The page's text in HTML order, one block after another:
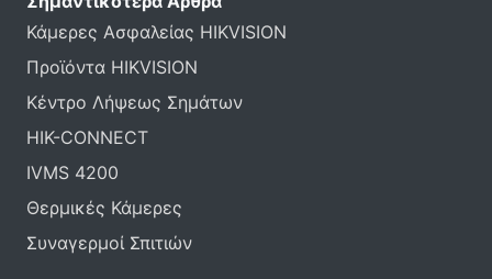
Κάμερες Ασφαλείας HIKVISION
Προϊόντα HIKVISION
Κέντρο Λήψεως Σημάτων
HIK-CONNECT
IVMS 4200
Θερμικές Κάμερες
Συναγερμοί Σπιτιών